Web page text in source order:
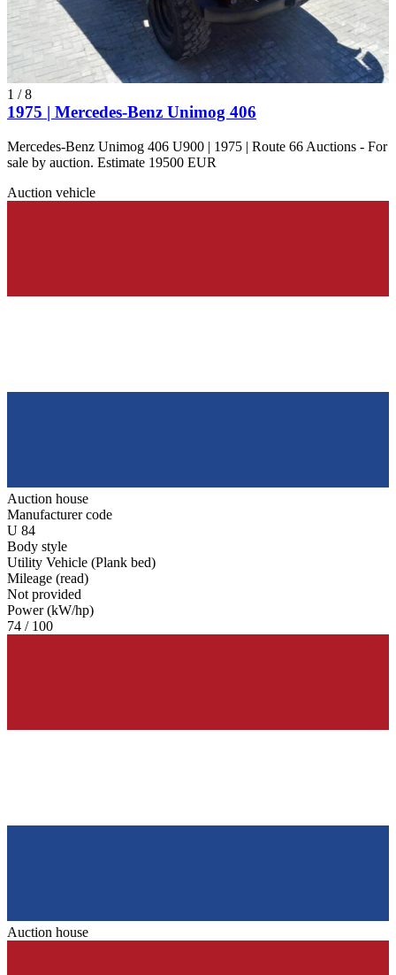
1 /8
1975 | Mercedes-Benz Unimog 406
Mercedes-Benz Unimog 406 U900 | 1975 | Route 66 Auctions - For
sale by auction. Estimate 19500 EUR
Auction vehicle
Auction house
Manufacturer code
U 84
Body style
Utility Vehicle (Plank bed)
Mileage (read)
Not provided
Power (kW/hp)
74 / 100
Auction house